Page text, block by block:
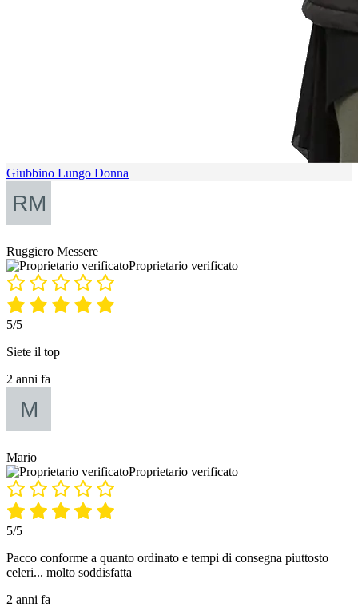
Giubbino Lungo Donna
Ruggiero Messere
Proprietario verificato
5/5
Siete il top
2 anni fa
Mario
Proprietario verificato
5/5
Pacco conforme a quanto ordinato e tempi di consegna piuttosto
celeri... molto soddisfatta
2 anni fa